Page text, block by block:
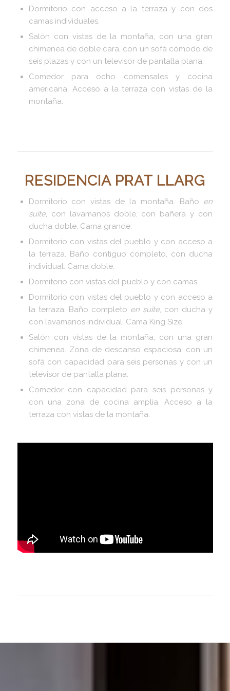
Dormitorio con acceso a la terraza y con dos
camas individuales.
Salón con vistas de la montaña, con una gran
chimenea de doble cara, con un sofá cómodo de
seis plazas y con un televisor de pantalla plana.
Comedor para ocho comensales y cocina
americana. Acceso a la terraza con vistas de la
montaña.
RESIDENCIA PRAT LLARG
Dormitorio con vistas de la montaña. Baño en
suite, con lavamanos doble, con bañera y con
ducha doble. Cama grande.
Dormitorio con vistas del pueblo y con acceso a
la terraza. Baño contiguo completo, con ducha
individual. Cama doble.
Dormitorio con vistas del pueblo y con camas.
Dormitorio con vistas del pueblo y con acceso a
la terraza. Baño completo en suite, con ducha y
con lavamanos individual. Cama King Size.
Salón con vistas de la montaña, con una gran
chimenea. Zona de descanso espaciosa, con un
sofá con capacidad para seis personas y con un
televisor de pantalla plana.
Comedor con capacidad para seis personas y
con una zona de cocina amplia. Acceso a la
terraza con vistas de la montaña.